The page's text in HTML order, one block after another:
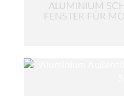
ALUMINIUM
FENSTER FÜR